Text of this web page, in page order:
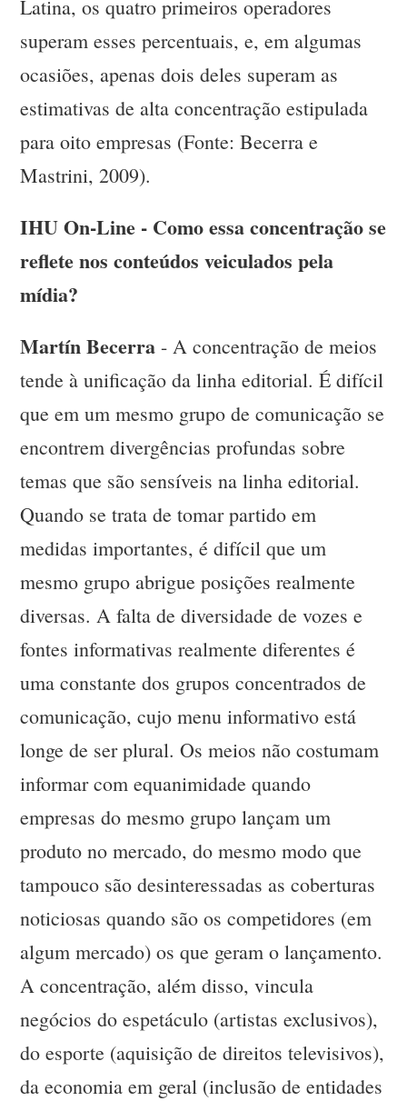
Latina, os quatro primeiros operadores
superam esses percentuais, e, em algumas
ocasiões, apenas dois deles superam as
estimativas de alta concentração estipulada
para oito empresas (Fonte: Becerra e
Mastrini, 2009).
IHU On-Line - Como essa concentração se
reflete nos conteúdos veiculados pela
mídia?
Martín Becerra - A concentração de meios
tende à unificação da linha editorial. É difícil
que em um mesmo grupo de comunicação se
encontrem divergências profundas sobre
temas que são sensíveis na linha editorial.
Quando se trata de tomar partido em
medidas importantes, é difícil que um
mesmo grupo abrigue posições realmente
diversas. A falta de diversidade de vozes e
fontes informativas realmente diferentes é
uma constante dos grupos concentrados de
comunicação, cujo menu informativo está
longe de ser plural. Os meios não costumam
informar com equanimidade quando
empresas do mesmo grupo lançam um
produto no mercado, do mesmo modo que
tampouco são desinteressadas as coberturas
noticiosas quando são os competidores (em
algum mercado) os que geram o lançamento.
A concentração, além disso, vincula
negócios do espetáculo (artistas exclusivos),
do esporte (aquisição de direitos televisivos),
da economia em geral (inclusão de entidades